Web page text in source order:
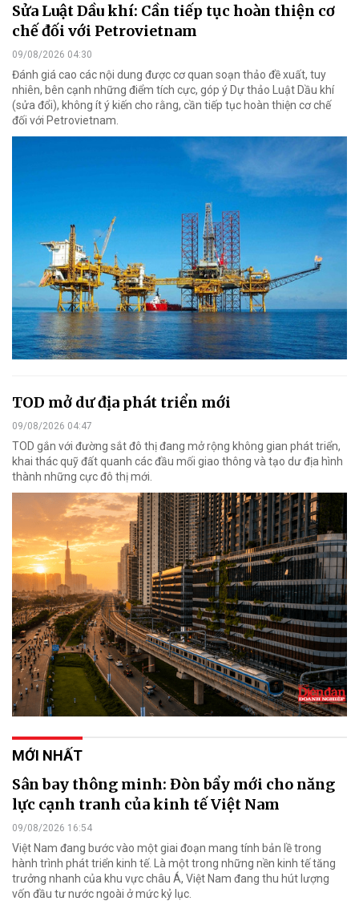
Sửa Luật Dầu khí: Cần tiếp tục hoàn thiện cơ
chế đối với Petrovietnam
09/08/2026 04:30
Đánh giá cao các nội dung được cơ quan soạn thảo đề xuất, tuy
nhiên, bên cạnh những điểm tích cực, góp ý Dự thảo Luật Dầu khí
(sửa đổi), không ít ý kiến cho rằng, cần tiếp tục hoàn thiện cơ chế
đối với Petrovietnam.
TOD mở dư địa phát triển mới
09/08/2026 04:47
TOD gắn với đường sắt đô thị đang mở rộng không gian phát triển,
khai thác quỹ đất quanh các đầu mối giao thông và tạo dư địa hình
thành những cực đô thị mới.
MỚI NHẤT
Sân bay thông minh: Đòn bẩy mới cho năng
lực cạnh tranh của kinh tế Việt Nam
09/08/2026 16:54
Việt Nam đang bước vào một giai đoạn mang tính bản lề trong
hành trình phát triển kinh tế. Là một trong những nền kinh tế tăng
trưởng nhanh của khu vực châu Á, Việt Nam đang thu hút lượng
vốn đầu tư nước ngoài ở mức kỷ lục.